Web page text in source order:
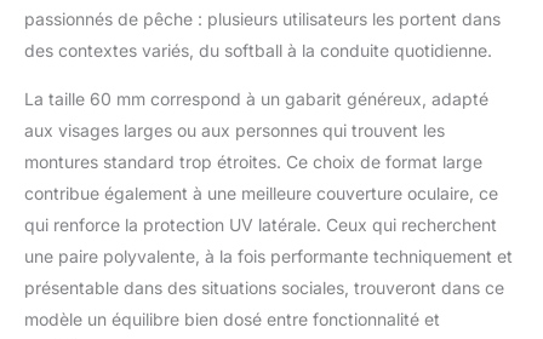
passionnés de pêche : plusieurs utilisateurs les portent dans
des contextes variés, du softball à la conduite quotidienne.
La taille 60 mm correspond à un gabarit généreux, adapté
aux visages larges ou aux personnes qui trouvent les
montures standard trop étroites. Ce choix de format large
contribue également à une meilleure couverture oculaire, ce
qui renforce la protection UV latérale. Ceux qui recherchent
une paire polyvalente, à la fois performante techniquement et
présentable dans des situations sociales, trouveront dans ce
modèle un équilibre bien dosé entre fonctionnalité et